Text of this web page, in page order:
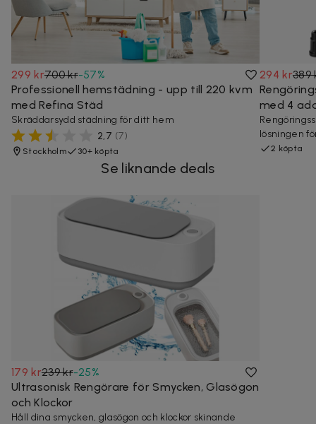
299 kr700 kr-57%
Professionell hemstädning - upp till 220 kvm
med Refina Städ
Skräddarsydd städning för ditt hem
2,7 (7)
Stockholm 30+ köpta
294 kr389
med 4
lösningen
2 köpta
Se liknande deals
179 kr239 kr-25%
Ultrasonisk Rengörare för Smycken, Glasögon
och Klockor
Håll dina smycken, glasögon och klockor skinande